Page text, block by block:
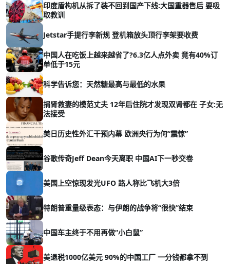
印度盾构机从拆了装不回到国产下线:大国重器售后 要吸
取教训
Jetstar手提行李新规 登机箱放头顶行李架要收费
中国人在吃饭上越来越省了?6.3亿人点外卖 竟有40%订
单低于15元
科学告诉您：天然糖最高与最低的水果
捐肾救妻的模范丈夫 12年后住院才发现双肾都在 子女:无
法接受
美日历史性外汇干预内幕 欧洲央行为何“震惊”
谷歌传奇Jeff Dean今天离职 中国AI下一秒交卷
美国上空惊现发光UFO 路人称比飞机大3倍
特朗普重量级表态：与伊朗的战争将“很快”结束
中国车主终于不用再做“小白鼠”
美退税1000亿美元 90%的中国工厂 一分钱都拿不到